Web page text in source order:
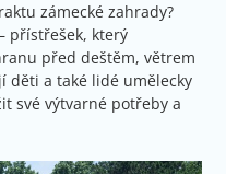
zámecké zahrady?
přístřešek, který
před deštěm, větrem
děti a také lidé umělecky
své výtvarné potřeby a